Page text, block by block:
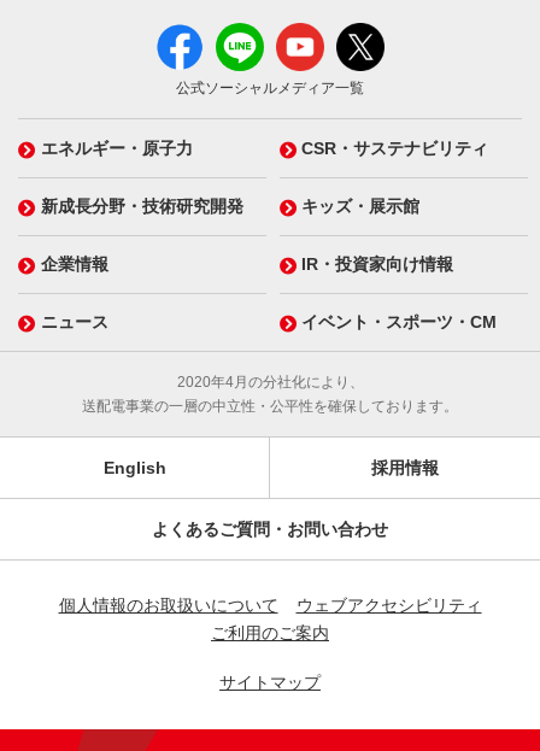
公式ソーシャルメディア一覧
エネルギー・原子力 CSR・サステナビリティ
新成長分野・技術研究開発 キッズ・展示館
企業情報 IR・投資家向け情報
ニュース イベント・スポーツ・CM
2020年4月の分社化により、
送配電事業の一層の中立性・公平性を確保しております。
English 採用情報
よくあるご質問・お問い合わせ
個人情報のお取扱いについて
ウェブアクセシビリティ
ご利用のご案内
サイトマップ